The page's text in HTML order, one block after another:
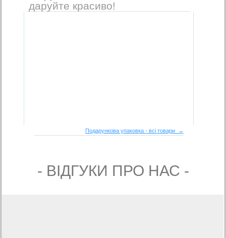
даруйте красиво!
Подарункова упаковка - всі товари →
- ВIДГУКИ ПРО НАС -